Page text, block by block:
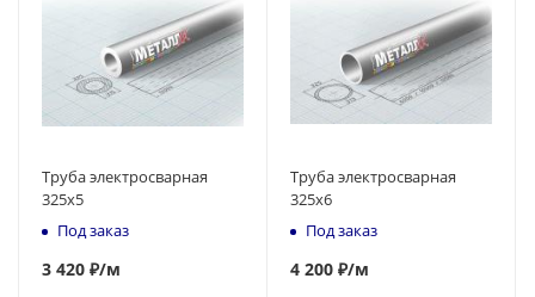
Труба электросварная
325x5
Под заказ
3 420 ₽/м
Труба электросварная
325х6
Под заказ
4 200 ₽/м